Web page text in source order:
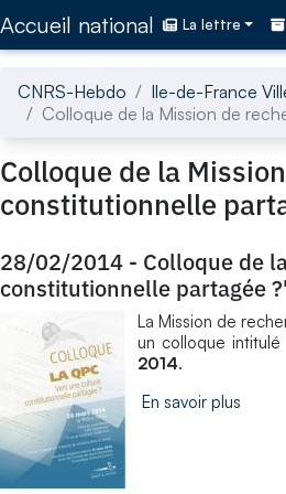
Accueil national La lettre
CNRS-Hebdo Ile-de-France
Colloque de la Mission de
Colloque de la
constitutionnelle
28/02/2014 - Colloque de
constitutionnelle partagée
La Mission de
un colloque
2014.
En savoir plus